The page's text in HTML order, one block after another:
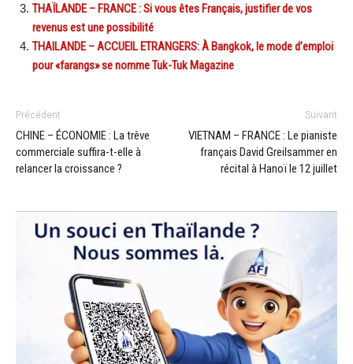
THAÏLANDE – FRANCE : Si vous êtes Français, justifier de vos
revenus est une possibilité
THAILANDE – ACCUEIL ETRANGERS: À Bangkok, le mode d’emploi
pour «farangs» se nomme Tuk-Tuk Magazine
Précédent
CHINE – ÉCONOMIE : La trêve
commerciale suffira-t-elle à
relancer la croissance ?
Suivant
VIETNAM – FRANCE : Le pianiste
français David Greilsammer en
récital à Hanoï le 12 juillet